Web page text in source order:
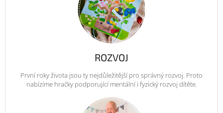
ROZVOJ
První roky života jsou ty nejdůležitější pro správný rozvoj. Proto
nabízíme hračky podporující mentální i fyzický rozvoj dítěte.